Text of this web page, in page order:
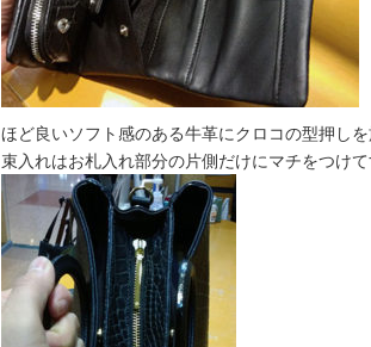
ほど良いソフト感のある牛革にクロコの型押し
束入れはお札入れ部分の片側だけにマチをつけ